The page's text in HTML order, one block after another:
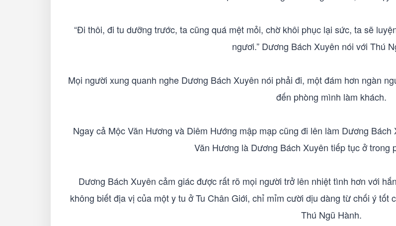
“Đi thôi, đi tu dưỡng trước, ta cũng quá mệt mỏi, chờ khôi phục lại sức, ta sẽ
ngươi.” Dương Bách Xuyên nói với Thú
Mọi người xung quanh nghe Dương Bách Xuyên nói phải đi, một đám hơn ngàn
đến phòng mình làm khách.
Ngay cả Mộc Văn Hương và Diêm Hướng mập mạp cũng đi lên làm Dương
Văn Hương là Dương Bách Xuyên tiếp tục ở trong
Dương Bách Xuyên cảm giác được rất rõ mọi người trở lên nhiệt tình hơn với
không biết địa vị của một y tu ở Tu Chân Giới, chỉ mỉm cười dịu dàng từ chối ý
Thú Ngũ Hành.